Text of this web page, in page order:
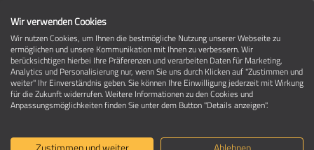
FAQ - haufig gestellte Fragen - Seite 1
Ihre Fragen – unsere Antworten
Wir verwenden Cookies
Wir nutzen Cookies, um Ihnen die bestmögliche Nutzung unserer Webseite zu
ermöglichen und unsere Kommunikation mit Ihnen zu verbessern. Wir
berücksichtigen hierbei Ihre Präferenzen und verarbeiten Daten für Marketing,
Analytics und Personalisierung nur, wenn Sie uns durch Klicken auf "Zustimmen und
weiter" Ihr Einverständnis geben. Sie können Ihre Einwilligung jederzeit mit Wirkung
für die Zukunft widerrufen. Weitere Informationen zu den Cookies und
Anpassungsmöglichkeiten finden Sie unter dem Button "Details anzeigen".